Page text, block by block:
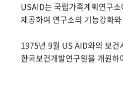
USAID는 국립가족계획연구
제공하여 연구소의 기능강화
1975년 9월 US AID와의 보
한국보건개발연구원을 개원